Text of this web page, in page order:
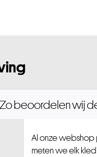
Zo beoordelen wij
Al onze webshop
meten we elk